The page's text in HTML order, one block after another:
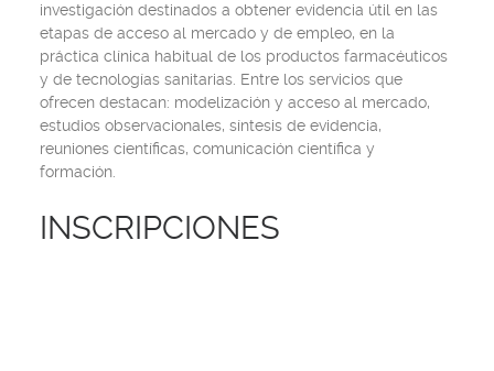
investigación destinados a obtener evidencia útil en las
etapas de acceso al mercado y de empleo, en la
práctica clínica habitual de los productos farmacéuticos
y de tecnologías sanitarias. Entre los servicios que
ofrecen destacan: modelización y acceso al mercado,
estudios observacionales, síntesis de evidencia,
reuniones científicas, comunicación científica y
formación
INSCRIPCIONES